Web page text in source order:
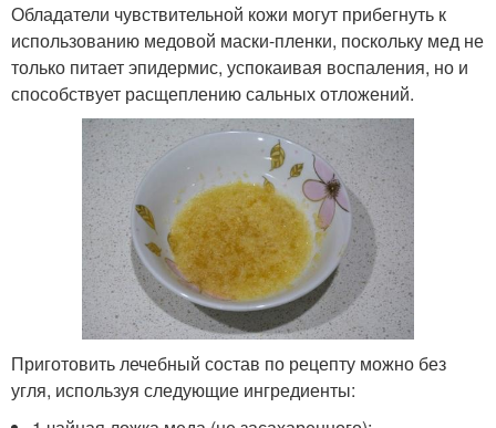
Обладатели чувствительной кожи могут прибегнуть к
использованию медовой маски-пленки, поскольку мед не
только питает эпидермис, успокаивая воспаления, но и
способствует расщеплению сальных отложений.
Приготовить лечебный состав по рецепту можно без
угля, используя следующие ингредиенты: